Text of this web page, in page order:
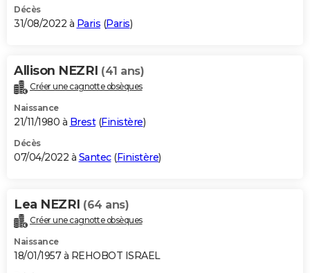
S'inscrire
Se connecter
Lycées
Collèges
Primaires
Universités
Entreprises
Service militaire
Avis de recherche
AVIS DE DÉCÈS
Bricolage
Lifestyle
Culture
Sport
Auto
Television
Voyage
Cinema
Décès
31/08/2022 à Paris (Paris)
Allison NEZRI (41 ans)
Créer une cagnotte obsèques
Naissance
21/11/1980 à Brest(Finistère)
Décès
07/04/2022 à Santec(Finistère)
Lea NEZRI (64 ans)
Créer une cagnotte obsèques
Naissance
18/01/1957 à REHOBOT ISRAEL